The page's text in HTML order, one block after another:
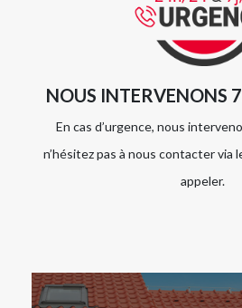
NOUS INTERVENONS
En cas d’urgence, nous
n’hésitez pas à nous contacter via
appeler.